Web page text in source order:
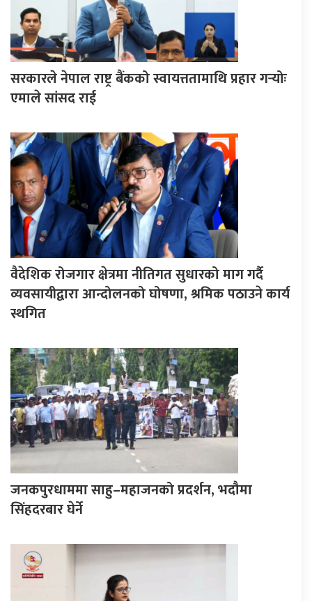
सरकारले नेपाल राष्ट्र बैंकको स्वायत्ततामाथि प्रहार गर्‍योः
एमाले सांसद राई
वैदेशिक रोजगार क्षेत्रमा नीतिगत सुधारको माग गर्दै
व्यवसायीद्वारा आन्दोलनको घोषणा, श्रमिक पठाउने कार्य
स्थगित
जनकपुरधाममा साहु–महाजनको प्रदर्शन, भदौमा
सिंहदरबार घेर्ने